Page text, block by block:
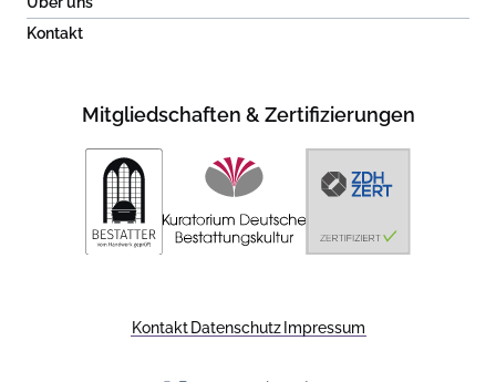
Kontakt
Mitgliedschaften & Zertifizierungen
Kontakt Datenschutz Impressum